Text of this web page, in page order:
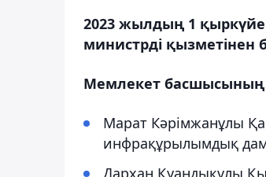
2023 жылдың 1
министрді қызметінен
Мемлекет
Марат Кәрімжанұлы
инфрақұрылымдық
Дархан Қуандықұлы